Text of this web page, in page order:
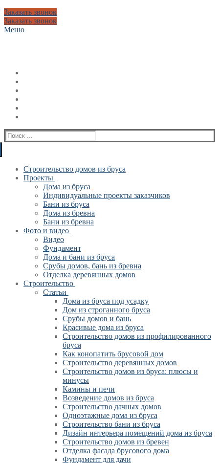
Заказать звонок
Заказать звонок
Меню
Искать:
Строительство домов из бруса
Проекты
Дома из бруса
Индивидуальные проекты заказчиков
Бани из бруса
Дома из бревна
Бани из бревна
Фото и видео
Видео
Фундамент
Дома и бани из бруса
Срубы домов, бань из бревна
Отделка деревянных домов
Строительство
Статьи
Дома из бруса под усадку
Дом из строганного бруса
Срубы домов и бань
Красивые дома из бруса
Строительство домов из профилированного
бруса
Как конопатить брусовой дом
Строительство деревянных домов
Строительство домов из бруса: плюсы и
минусы
Камины и печи
Возведение домов из бруса
Cтроительство дачных домов
Одноэтажные дома из бруса
Строительство бани из бруса
Дизайн интерьера помещений дома из бруса
Строительство домов из бревен
Отделка фасада брусового дома
Фундамент для дачи